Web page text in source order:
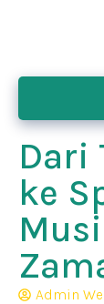
Contact
Dari
ke
Admin